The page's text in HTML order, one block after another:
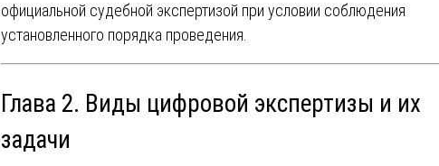
официальной судебной экспертизой при условии соблюдения
установленного порядка проведения.
Глава 2. Виды цифровой экспертизы и их
задачи